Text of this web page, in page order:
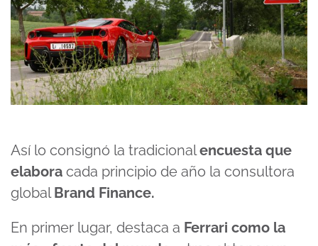
Así lo consignó la tradicionalencuesta que
elabora cada principio de año la consultora
global Brand Finance.
En primer lugar, destaca a Ferrari como la